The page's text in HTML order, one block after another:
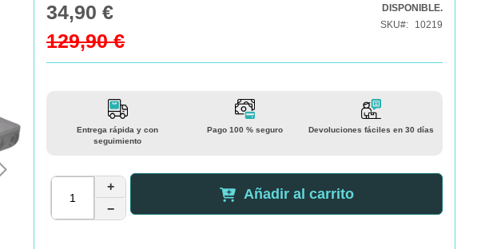
Special
Price
34,90 €
129,90 €
DISPONIBLE.
SKU
10219
Entrega rápida y con
seguimiento
Pago 100 % seguro Devoluciones fáciles en 30 días
+
−
Añadir al carrito